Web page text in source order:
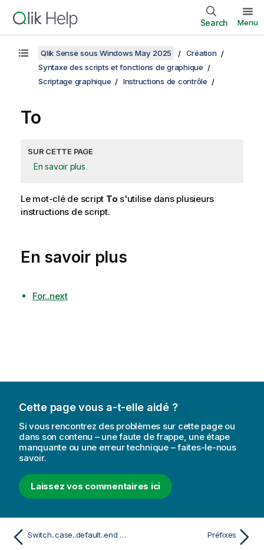
Search Menu
Qlik Sense sous Windows May 2025
Création
Syntaxe des scripts et fonctions de graphique
Scriptage graphique
Instructions de contrôle
To
SUR CETTE PAGE
En savoir plus
Le mot-clé de script To s'utilise dans plusieurs
instructions de script.
En savoir plus
For..next
Cette page vous a-t-elle aidé ?
Si vous rencontrez des problèmes sur cette page ou
dans son contenu – une faute de frappe, une étape
manquante ou une erreur technique – faites-le-nous
savoir.
Laissez vos commentaires ici
Switch..case..default..end switch Préfixes